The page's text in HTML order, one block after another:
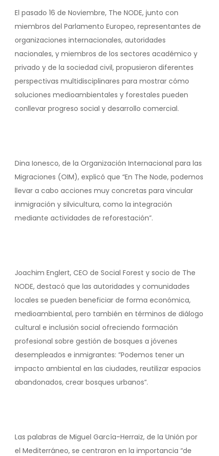
El pasado 16 de Noviembre, The NODE, junto con
miembros del Parlamento Europeo, representantes de
organizaciones internacionales, autoridades
nacionales, y miembros de los sectores académico y
privado y de la sociedad civil, propusieron diferentes
perspectivas multidisciplinares para mostrar cómo
soluciones medioambientales y forestales pueden
conllevar progreso social y desarrollo comercial.
Dina Ionesco, de la Organización Internacional para las
Migraciones (OIM), explicó que “En The Node, podemos
llevar a cabo acciones muy concretas para vincular
inmigración y silvicultura, como la integración
mediante actividades de reforestación”.
Joachim Englert, CEO de Social Forest y socio de The
NODE, destacó que las autoridades y comunidades
locales se pueden beneficiar de forma económica,
medioambiental, pero también en términos de diálogo
cultural e inclusión social ofreciendo formación
profesional sobre gestión de bosques a jóvenes
desempleados e inmigrantes: ”Podemos tener un
impacto ambiental en las ciudades, reutilizar espacios
abandonados, crear bosques urbanos”.
Las palabras de Miguel García-Herraiz, de la Unión por
el Mediterráneo, se centraron en la importancia “de